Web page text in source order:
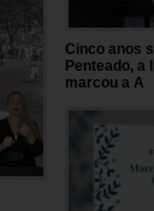
Cinco anos
Penteado, a
marcou a A